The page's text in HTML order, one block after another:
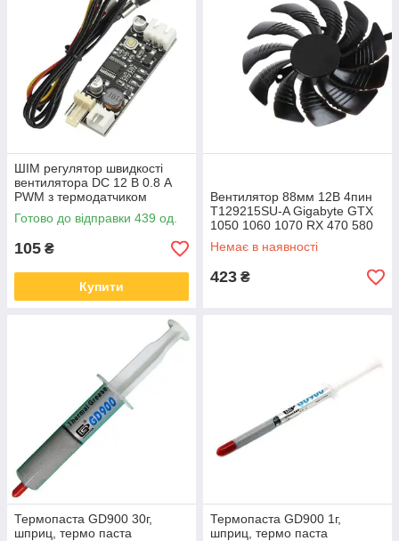
ШІМ регулятор швидкості
вентилятора DC 12 В 0.8 А
PWM з термодатчиком
Готово до відправки 439 од.
105 ₴
Купити
Вентилятор 88мм 12В 4пин
T129215SU-A Gigabyte GTX
1050 1060 1070 RX 470 580
Немає в наявності
423 ₴
Термопаста GD900 30г,
шприц, термо паста
Термопаста GD900 1г,
шприц, термо паста